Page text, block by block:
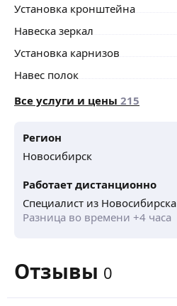
Установка кронштейна
Навеска зеркал
Установка карнизов
Навес полок
Все услуги и цены 215
Регион
Новосибирск
Работает дистанционно
Специалист из Новосибирска
Разница во времени +4 часа
Отзывы 0